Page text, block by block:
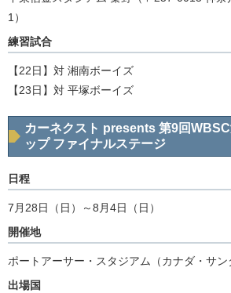
1）
練習試合
【22日】対 湘南ボーイズ
【23日】対 平塚ボーイズ
カーネクスト presents 第9回
ップ ファイナルステージ
日程
7月28日（日）～8月4日（日）
開催地
ポートアーサー・スタジアム（カナダ・サン
出場国